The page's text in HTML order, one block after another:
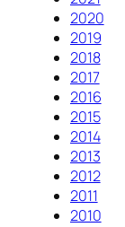
2020
2019
2018
2017
2016
2015
2014
2013
2012
2011
2010